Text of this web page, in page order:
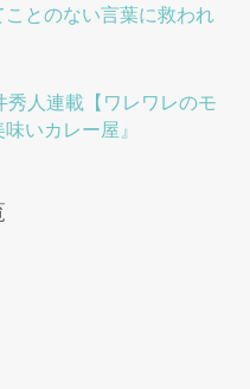
とのない言葉に救われ
秀⼈連載【ワレワレのモ
いカレー屋』